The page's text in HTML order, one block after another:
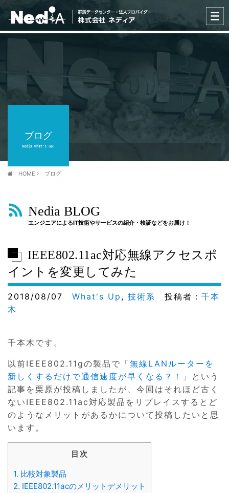
ブログ
Nedia What's up!
HOME ブログ
Nedia BLOG
エンジニアによるIT技術やサービスの紹介・検証などをお届け！
IEEE802.11ac対応無線アクセスポ
イントを変更してみた
2018/08/07 What's Up , 技術系 投稿者： 千本
木
千本木です。
以前IEEE802.11gの製品で「無線LANルーターを
新しくするだけで通信速度が早くなる？！
」という
記事を栗原が投稿しましたが、今回はそれほど古く
ないIEEE802.11ac対応製品をリプレイスするとど
のようなメリットがあるかについて投稿したいと思
います。
目次
1. 比較対象製品
2. IEEE802.11acのメリットデメリット